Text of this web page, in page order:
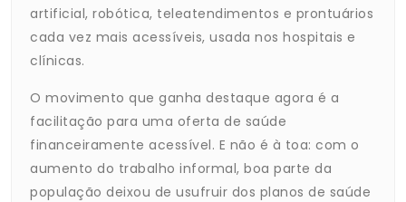
artificial, robótica, teleatendimentos e prontuários
cada vez mais acessíveis, usada nos hospitais e
clínicas.
O movimento que ganha destaque agora é a
facilitação para uma oferta de saúde
financeiramente acessível. E não é à toa: com o
aumento do trabalho informal, boa parte da
população deixou de usufruir dos planos de saúde